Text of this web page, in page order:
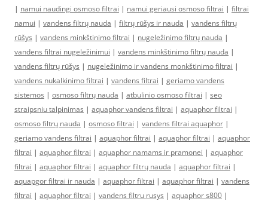
| namui naudingi osmoso filtrai | namui geriausi osmoso filtrai | filtrai
namui | vandens filtrų nauda | filtrų rūšys ir nauda | vandens filtrų
rūšys | vandens minkštinimo filtrai | nugeležinimo filtrų nauda |
vandens filtrai nugeležinimui | vandens minkštinimo filtrų nauda |
vandens filtrų rūšys | nugeležinimo ir vandens monkštinimo filtrai |
vandens nukalkinimo filtrai | vandens filtrai | geriamo vandens
sistemos | osmoso filtrų nauda | atbulinio osmoso filtrai | seo
straipsniu talpinimas | aquaphor vandens filtrai | aquaphor filtrai |
osmoso filtrų nauda | osmoso filtrai | vandens filtrai aquaphor |
geriamo vandens filtrai | aquaphor filtrai | aquaphor filtrai | aquaphor
filtrai | aquaphor filtrai | aquaphor namams ir pramonei | aquaphor
filtrai | aquaphor filtrai | aquaphor filtrų nauda | aquaphor filtrai |
aquapgor filtrai ir nauda | aquaphor filtrai | aquaphor filtrai | vandens
filtrai | aquaphor filtrai | vandens filtru rusys | aquaphor s800 |